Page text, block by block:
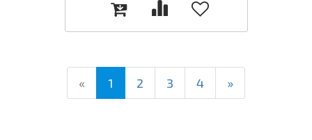
« 1 (current)
2 3 4 »